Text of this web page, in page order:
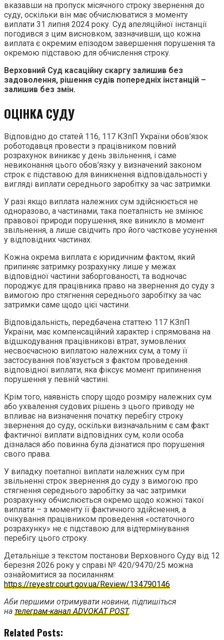
вказавши на пропуск місячного строку звернення до
суду, оскільки він має обчислюватися з моменту
виплати 31 липня 2024 року. Суд апеляційної інстанції
погодився з цим висновком, зазначивши, що кожна
виплата є окремим епізодом завершення порушення та
окремою підставою для обчислення строку.
Верховний Суд касаційну скаргу залишив без
задоволення, рішення судів попередніх інстанцій –
залишив без змін.
ОЦІНКА СУДУ
Відповідно до статей 116, 117 КЗпП України обов’язок
роботодавця провести з працівником повний
розрахунок виникає у день звільнення, і саме
невиконання цього обов’язку у визначений законом
строк є підставою для виникнення відповідальності у
вигляді виплати середнього заробітку за час затримки.
У разі якщо виплата належних сум здійснюється не
одноразово, а частинами, така поетапність не змінює
правової природи порушення, яке виникло в момент
звільнення, а лише свідчить про його часткове усунення
у відповідних частинах.
Кожна окрема виплата є юридичним фактом, який
припиняє затримку розрахунку лише у межах
відповідної частини заборгованості, та водночас
породжує для працівника право на звернення до суду з
вимогою про стягнення середнього заробітку за час
затримки саме щодо цієї частини.
Відповідальність, передбачена статтею 117 КЗпП
України, має компенсаційний характер і спрямована на
відшкодування працівникові втрат, зумовлених
несвоєчасною виплатою належних сум, а тому її
застосування пов’язується з фактом проведення
відповідної виплати, яка фіксує момент припинення
порушення у певній частині.
Крім того, наявність спору щодо розміру належних сум
або ухвалення судових рішень з цього приводу не
впливає на визначення початку перебігу строку
звернення до суду, оскільки визначальним є сам факт
фактичної виплати відповідних сум, коли особа
дізналася або повинна була дізнатися про порушення
свого права.
У випадку поетапної виплати належних сум при
звільненні строк звернення до суду з вимогою про
стягнення середнього заробітку за час затримки
розрахунку обчислюється окремо щодо кожної такої
виплати – з моменту її фактичного здійснення, а
очікування працівником проведення «остаточного
розрахунку» не є підставою для відтермінування
перебігу цього строку.
Детальніше з текстом постанови Верховного Суду від 12
березня 2026 року у справі № 420/9470/25 можна
ознайомитися за посиланням:
https://reyestr.court.gov.ua/Review/134790146
Аби першими отримувати новини, підпишіться
на телеграм-канал ADVOKAT POST.
Related Posts: